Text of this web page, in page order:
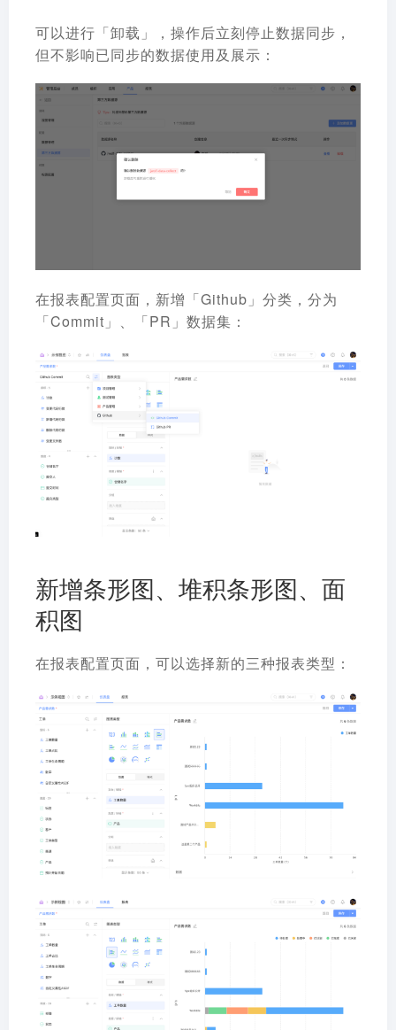
可以进行「卸载」，操作后立刻停止数据同步，
但不影响已同步的数据使用及展示：
在报表配置页面，新增「Github」分类，分为
「Commit」、「PR」数据集：
新增条形图、堆积条形图、面
积图
在报表配置页面，可以选择新的三种报表类型：